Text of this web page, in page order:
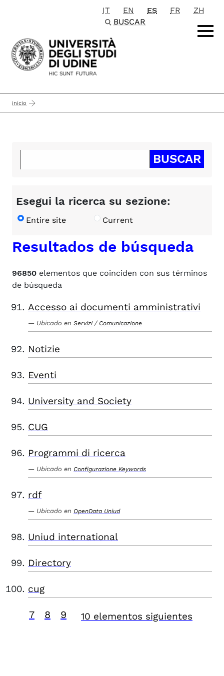
Passa al contenuto principale
IT EN ES FR
ZH
BUSCAR
inicio
Esegui la ricerca su sezione:
Entire site Current
Resultados de búsqueda
96850 elementos que coinciden con sus términos
de búsqueda
Accesso ai documenti amministrativi
Ubicado en Servizi / Comunicazione
Notizie
Eventi
University and Society
CUG
Programmi di ricerca
Ubicado en Configurazione Keywords
rdf
Ubicado en OpenData Uniud
Uniud international
Directory
cug
7 8 9 10 elementos siguientes